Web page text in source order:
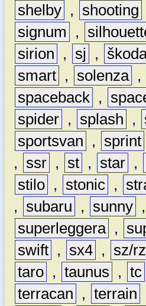
shelby , shooting
signum
,
sirion
, sj ,
smart , solenza ,
spaceback ,
spider , splash ,
sportsvan
, sprint
,
ssr , st , star ,
stilo , stonic ,
,
subaru , sunny ,
superleggera ,
swift , sx4 , sz/rz
taro , taunus , tc
terracan
, terrain